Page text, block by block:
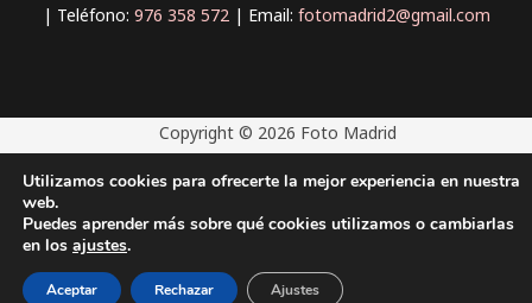
| Teléfono: 976 358 572| Email: fotomadrid2@gmail.com
Copyright © 2026 Foto Madrid
Utilizamos cookies para ofrecerte la mejor experiencia en nuestra
web.
Puedes aprender más sobre qué cookies utilizamos o cambiarlas
en los ajustes.
Aceptar Rechazar Ajustes